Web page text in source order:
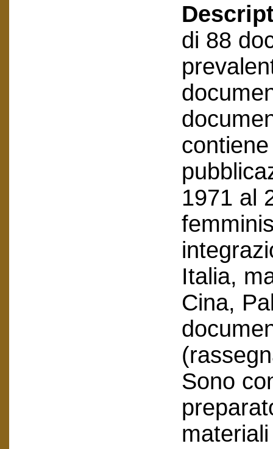
di 88
1971 al
Italia,
Cina,
Sono